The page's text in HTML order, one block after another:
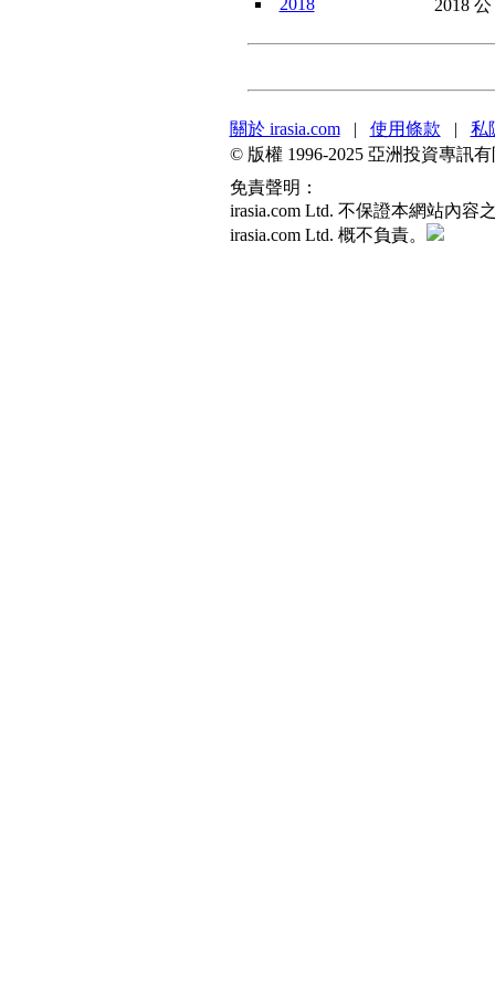
2018 2018
關於 irasia.com| 使用條款 | 私
© 版權 1996-2025 亞洲投資專訊
免責聲明：
irasia.com Ltd. 不保證本網站內
irasia.com Ltd. 概不負責。